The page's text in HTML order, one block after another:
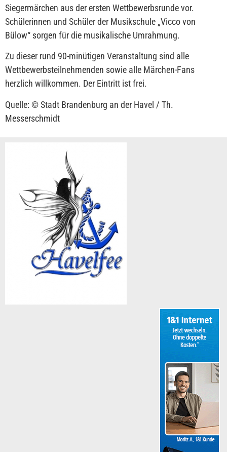
Siegermärchen aus der ersten Wettbewerbsrunde vor.
Schülerinnen und Schüler der Musikschule „Vicco von
Bülow“ sorgen für die musikalische Umrahmung.
Zu dieser rund 90-minütigen Veranstaltung sind alle
Wettbewerbsteilnehmenden sowie alle Märchen-Fans
herzlich willkommen. Der Eintritt ist frei.
Quelle: © Stadt Brandenburg an der Havel / Th.
Messerschmidt